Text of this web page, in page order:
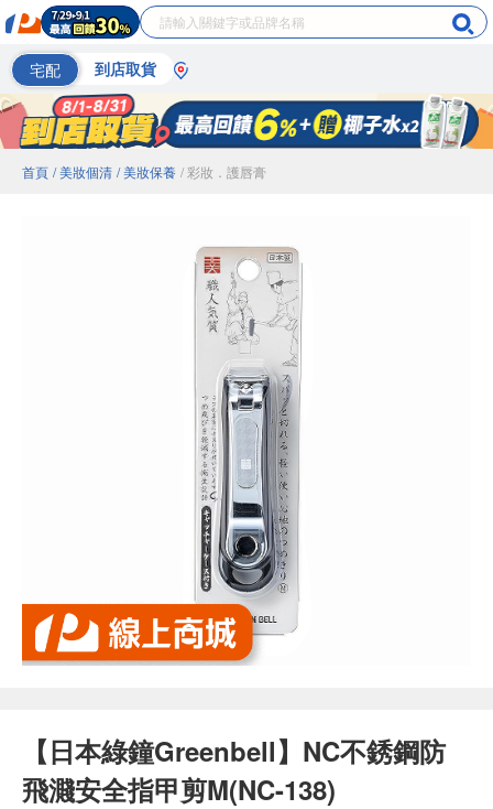
宅配 到店取貨
首頁 / 美妝個清 / 美妝保養 / 彩妝．護唇膏
【日本綠鐘Greenbell】NC不銹鋼防
飛濺安全指甲剪M(NC-138)